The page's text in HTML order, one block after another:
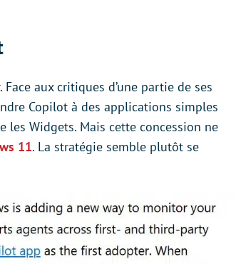
aux critiques d’une partie de ses
Copilot à des applications simples
les Widgets. Mais cette concession ne
11. La stratégie semble plutôt se